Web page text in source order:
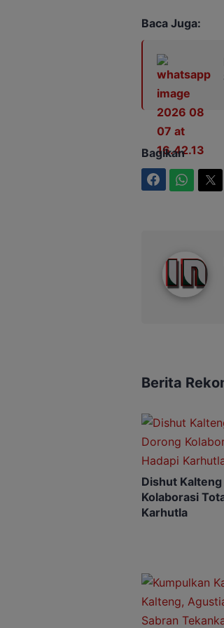
Baca Juga:
Bagikan
Berita
Dishut
Kolaborasi
Karhutla